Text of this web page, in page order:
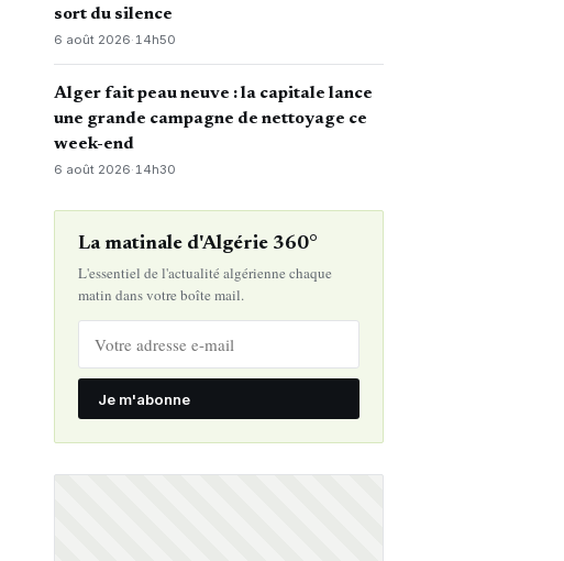
sort du silence
6 août 2026·14h50
Alger fait peau neuve : la capitale lance
une grande campagne de nettoyage ce
week-end
6 août 2026· 14h30
La matinale d'Algérie 360°
L'essentiel de l'actualité algérienne chaque
matin dans votre boîte mail.
Je m'abonne